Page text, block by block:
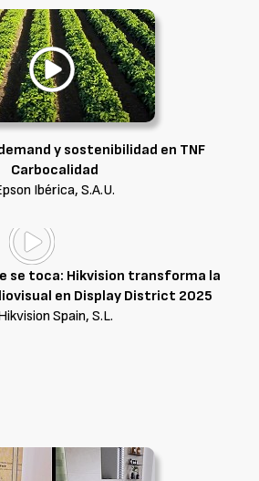
y sostenibilidad en TNF
Carbocalidad
Ibérica, S.A.U.
se toca: Hikvision transforma la
en Display District 2025
Spain, S.L.